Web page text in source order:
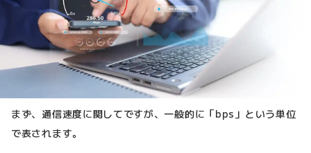
まず、通信速度に関してですが、一般的に「bps」という単位
で表されます。